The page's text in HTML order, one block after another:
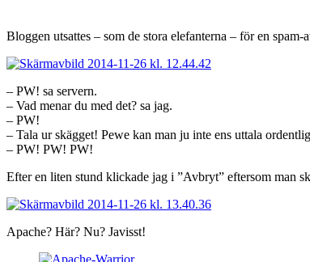
Bloggen utsattes – som de stora elefanterna – för en
– PW! sa servern.
– Vad menar du med det? sa jag.
– PW!
– Tala ur skägget! Pewe kan man ju inte ens uttala
– PW! PW! PW!
Efter en liten stund klickade jag i ”Avbryt” eftersom man
Apache? Här? Nu? Javisst!